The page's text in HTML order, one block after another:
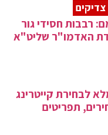
רבבות חסידי גור
האדמו"ר שליט"א
לבחירת קייטרינג
תפריטים